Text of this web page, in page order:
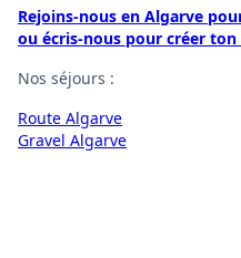
Rejoins-nous en Algarve
ou écris-nous pour créer
Nos séjours :
Route Algarve
Gravel Algarve